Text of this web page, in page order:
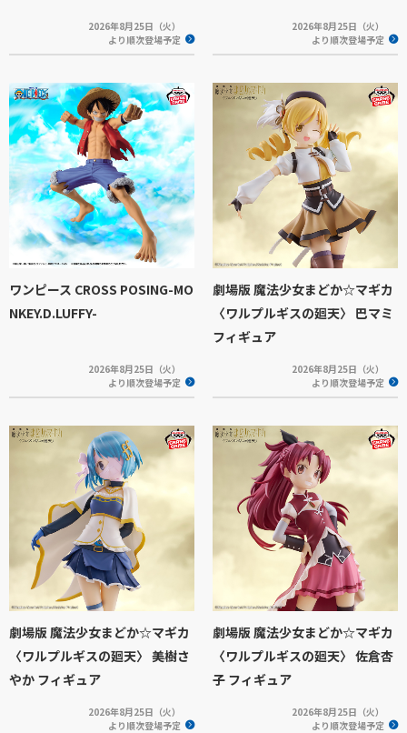
2026年8月25日（火）
より順次登場予定
2026年8月25日（火）
より順次登場予定
ワンピース CROSS POSING-MO
NKEY.D.LUFFY-
2026年8月25日（火）
より順次登場予定
劇場版 魔法少女まどか☆マギカ
〈ワルプルギスの廻天〉 巴マミ
フィギュア
2026年8月25日（火）
より順次登場予定
劇場版 魔法少女まどか☆マギカ
〈ワルプルギスの廻天〉 美樹さ
やか フィギュア
2026年8月25日（火）
より順次登場予定
劇場版 魔法少女まどか☆マギカ
〈ワルプルギスの廻天〉 佐倉杏
子 フィギュア
2026年8月25日（火）
より順次登場予定